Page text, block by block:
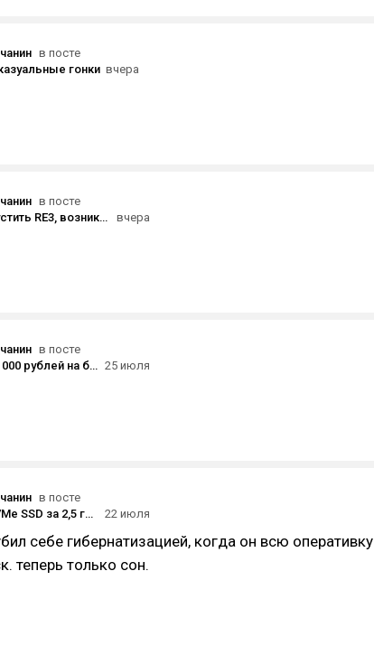
в посте
гонки вчера
в посте
пытаюсь запустить RE3, возникает такая ошибка
вчера
в посте
Розыгрыш 25 000 рублей на баланс Steam 25 июля
в посте
Записал на NVMe SSD за 2,5 года - 35 ТБ
22 июля
себе гибернатизацией, когда он всю оперативку
теперь только сон.